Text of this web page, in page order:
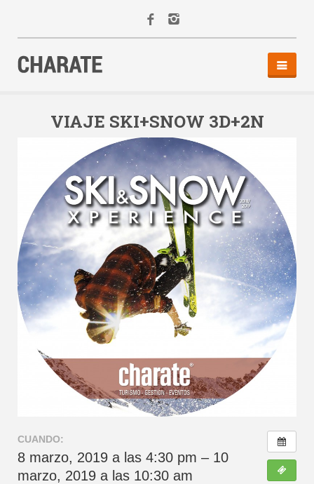
AGENDA
EQUIPO
CONTACTO
VIAJE SKI+SNOW 3D+2N
CUANDO:
8 marzo, 2019 a las 4:30 pm – 10
marzo, 2019 a las 10:30 am